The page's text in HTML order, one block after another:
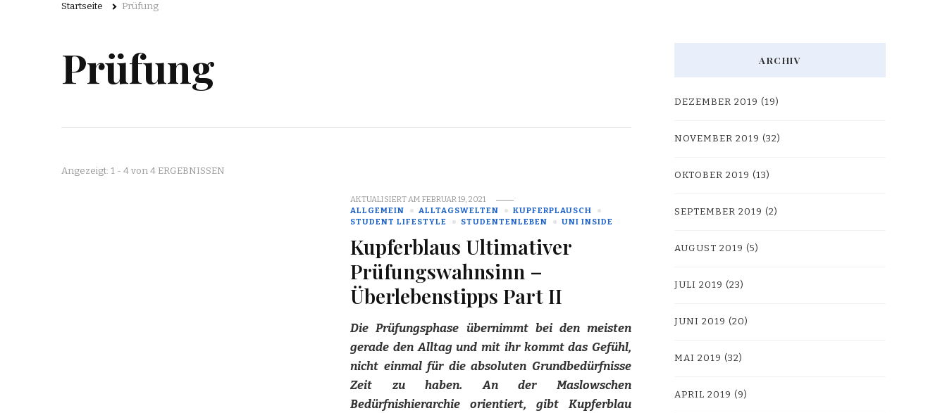
Startseite Prüfung
Prüfung
Angezeigt: 1 - 4 von 4 ERGEBNISSEN
AKTUALISIERT AMFEBRUAR 19, 2021
ALLGEMEIN
ALLTAGSWELTEN
KUPFERPLAUSCH
STUDENT LIFESTYLE
STUDENTENLEBEN UNI INSIDE
Kupferblaus Ultimativer
Prüfungswahnsinn –
Überlebenstipps Part II
Die Prüfungsphase übernimmt bei den meisten
gerade den Alltag und mit ihr kommt das Gefühl,
nicht einmal für die absoluten Grundbedürfnisse
Zeit zu haben. An der Maslowschen
Bedürfnishierarchie orientiert, gibt Kupferblau
ARCHIV
DEZEMBER 2019 (19)
NOVEMBER 2019 (32)
OKTOBER 2019 (13)
SEPTEMBER 2019 (2)
AUGUST 2019 (5)
JULI 2019 (23)
JUNI 2019 (20)
MAI 2019 (32)
APRIL 2019 (9)